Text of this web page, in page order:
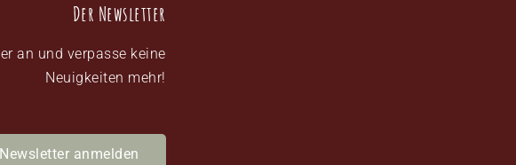
Der Newsletter
an und verpasse keine
Neuigkeiten mehr!
anmelden